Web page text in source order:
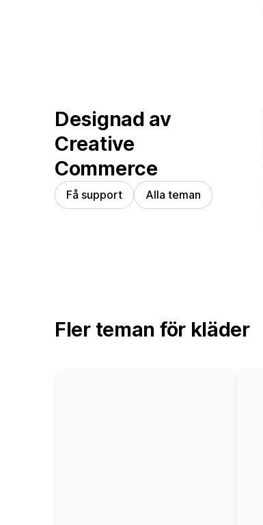
Designad av
Creative
Commerce
Få support Alla teman
Fler teman för kläder